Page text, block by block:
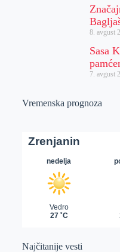
8. avgust
Sasa
7. avgust
Vremenska prognoza
Najčitanije vesti